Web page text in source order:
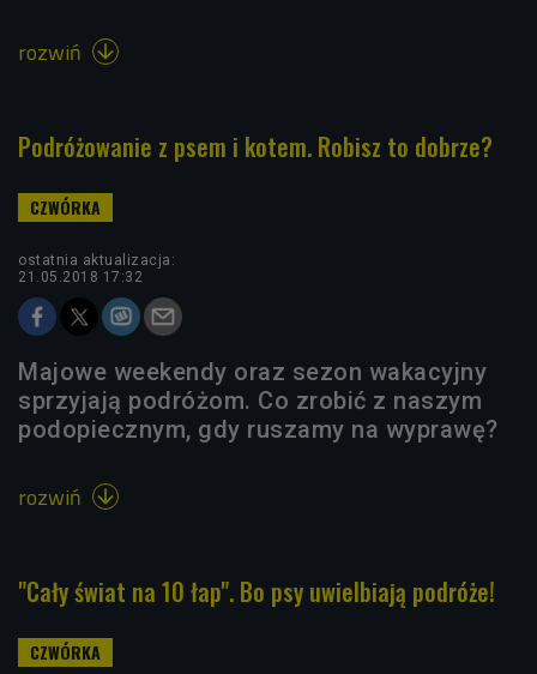
rozwiń 
Podróżowanie z psem i kotem. Robisz to dobrze?
ostatnia aktualizacja:
21.05.2018 17:32
Majowe weekendy oraz sezon wakacyjny
sprzyjają podróżom. Co zrobić z naszym
podopiecznym, gdy ruszamy na wyprawę?
rozwiń 
"Cały świat na 10 łap". Bo psy uwielbiają podróże!